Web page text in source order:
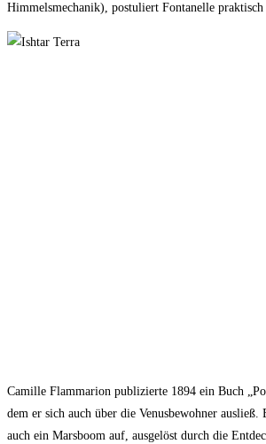
Himmelsmechanik), postuliert Fontanelle
Camille Flammarion publizierte 1894 ein Buch
dem er sich auch über die Venusbewohner
auch ein Marsboom auf, ausgelöst durch die